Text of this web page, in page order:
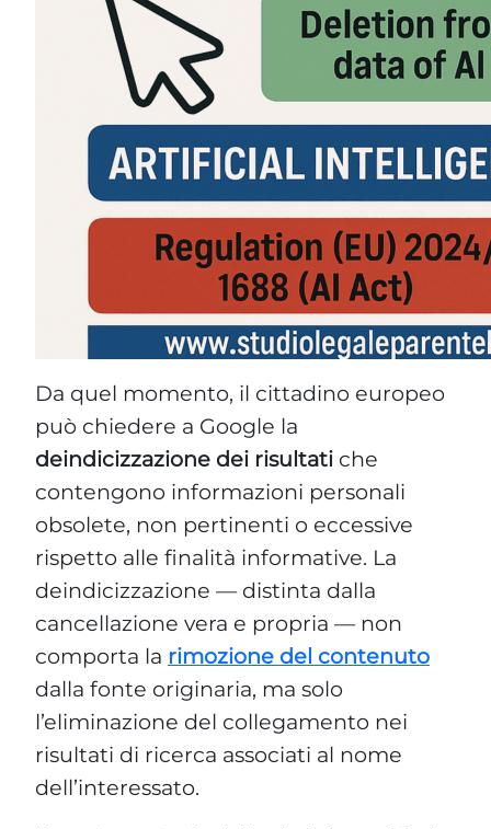
Da quel momento, il cittadino europeo
può chiedere a Google la
deindicizzazione dei risultatiche
contengono informazioni personali
rispetto alle finalità informative. La
deindicizzazione — distinta dalla
cancellazione vera e propria — non
comporta la rimozione del contenuto
dalla fonte originaria, ma solo
l’eliminazione del collegamento nei
risultati di ricerca associati al nome
dell’interessato.
Il punto centrale della decisione risiede
nel bilanciamento tralibertà
d’informazione (art. 11 Carta dei diritti
fondamentali UE)